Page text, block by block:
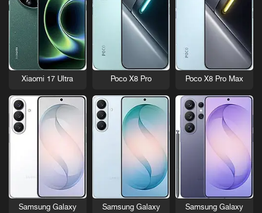
Poco X8 Pro Max
Poco X8 Pro
Xiaomi 17 Ultra
Samsung Galaxy
Samsung Galaxy
Samsung Galaxy